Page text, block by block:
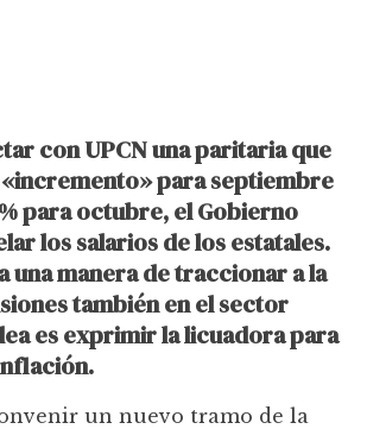
con UPCN una paritaria que
para septiembre
para octubre, el Gobierno
los salarios de los estatales.
una manera de traccionar a la
también en el sector
es exprimir la licuadora para
un nuevo tramo de la